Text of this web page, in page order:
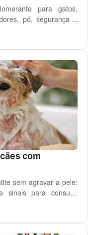
para gatos,
pó, segurança e
com
sem agravar a pele:
sinais para consulta